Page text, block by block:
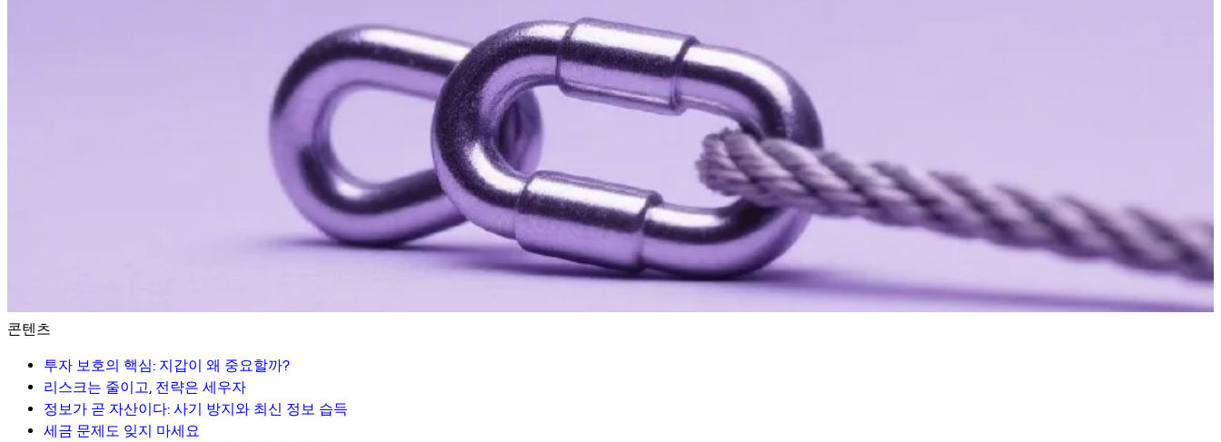
콘텐츠
투자 보호의 핵심: 지갑이 왜 중요할까?
리스크는 줄이고, 전략은 세우자
정보가 곧 자산이다: 사기 방지와 최신 정보 습득
세금 문제도 잊지 마세요